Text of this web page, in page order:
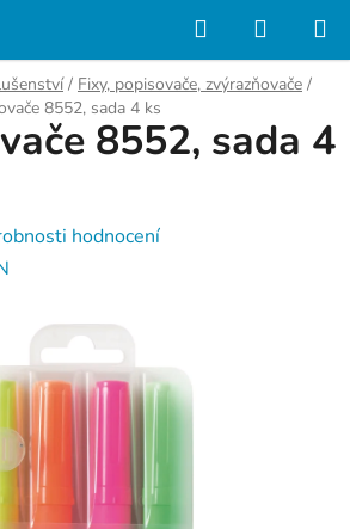
Hledat
KOŠÍK
/ Fixy, popisovače, zvýrazňovače /
8552, sada 4 ks
8552, sada 4
hodnocení